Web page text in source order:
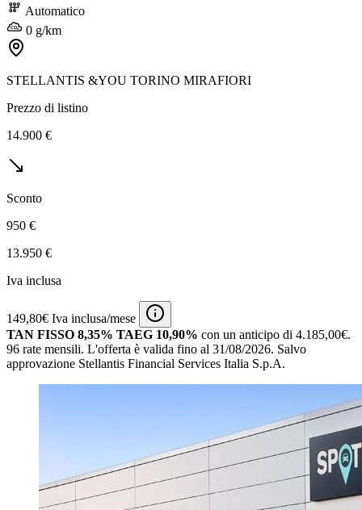
Automatico
0 g/km
STELLANTIS &YOU TORINO MIRAFIORI
Prezzo di listino
14.900 €
Sconto
950 €
13.950 €
Iva inclusa
149,80€ Iva inclusa/mese
TAN FISSO 8,35% TAEG 10,90% con un anticipo di 4.185,00€.
96 rate mensili. L'offerta è valida fino al 31/08/2026. Salvo
approvazione Stellantis Financial Services Italia S.p.A.